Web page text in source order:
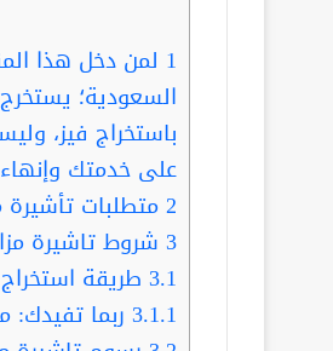
1 لمن دخل هذا
السعودية؛
باستخراج فيز،
على خدمتك
2متطلبات تأشيرة
3 شروط تاشيرة
3.1 طريقة
3.1.1 ربما تفيدك: